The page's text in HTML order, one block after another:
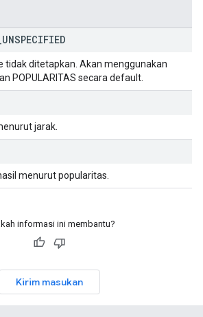
UNSPECIFIED
tidak ditetapkan. Akan menggunakan
POPULARITAS secara default.
jarak.
menurut popularitas.
informasi ini membantu?
Kirim masukan